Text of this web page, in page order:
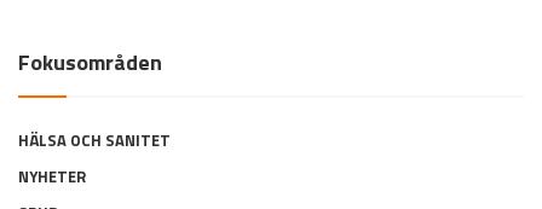
Fokusområden
HÄLSA OCH SANITET
NYHETER